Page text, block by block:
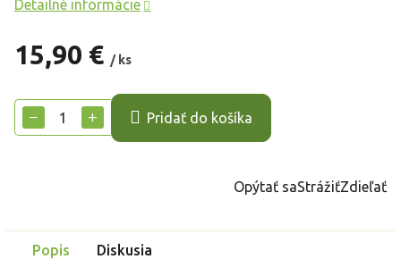
15,90 € / ks
cena:
+
− Pridať do košíka
Detailné informácie
Opýtať saStrážiťZdieľať
Popis Diskusia